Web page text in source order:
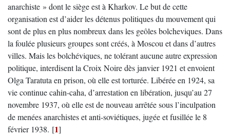
anarchiste » dont le siège est à Kharkov. Le but de cette
organisation est d’aider les détenus politiques du mouvement qui
sont de plus en plus nombreux dans les geôles bolcheviques. Dans
la foulée plusieurs groupes sont créés, à Moscou et dans d’autres
villes. Mais les bolchéviques, ne tolérant aucune autre expression
politique, interdisent la Croix Noire dès janvier 1921 et envoient
Olga Taratuta en prison, où elle est torturée. Libérée en 1924, sa
vie continue cahin-caha, d’arrestation en libération, jusqu’au 27
novembre 1937, où elle est de nouveau arrêtée sous l’inculpation
de menées anarchistes et anti-soviétiques, jugée et fusillée le 8
février 1938. [1]